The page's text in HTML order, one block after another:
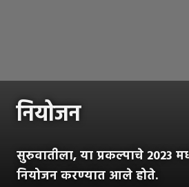
नियोजन
सुरुवातीला, या प्रकल्पाचे 2023
नियोजन करण्यात आले होते.